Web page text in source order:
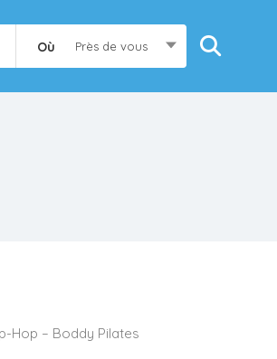
Où Près de vous
Hop – Boddy Pilates